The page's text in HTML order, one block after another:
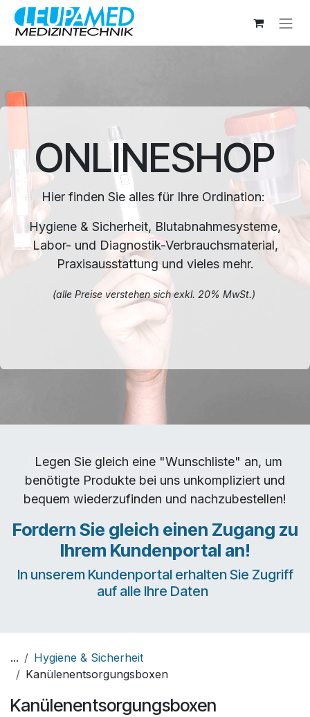
Zum Inhalt springen
ONLINESHOP
Hier finden Sie alles für Ihre Ordination:
Hygiene & Sicherheit, Blutabnahmesysteme,
Labor- und Diagnostik-Verbrauchsmaterial,
Praxisausstattung und vieles mehr.
(alle Preise verstehen sich exkl. 20% MwSt.)
Legen Sie gleich eine "Wunschliste" an, um
benötigte Produkte bei uns unkompliziert und
bequem wiederzufinden und nachzubestellen!
Fordern Sie gleich einen Zugang zu
Ihrem Kundenportal an!
In unserem Kundenportal erhalten Sie Zugriff
auf alle Ihre Daten
...
Hygiene & Sicherheit
Kanülenentsorgungsboxen
Kanülenentsorgungsboxen